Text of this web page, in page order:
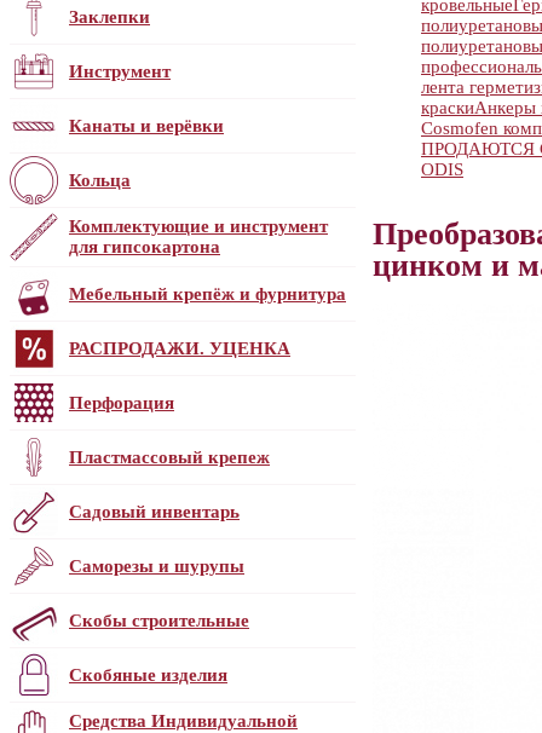
Заклепки
Инструмент
Канаты и верёвки
Кольца
Комплектующие и инструмент
для гипсокартона
Мебельный крепёж и фурнитура
РАСПРОДАЖИ. УЦЕНКА
Перфорация
Пластмассовый крепеж
Садовый инвентарь
Саморезы и шурупы
Скобы строительные
Скобяные изделия
Средства Индивидуальной
кровельные
лента
краскиАнкеры
Cosmofen
ПРОДАЮТСЯ
ODIS
цинком и